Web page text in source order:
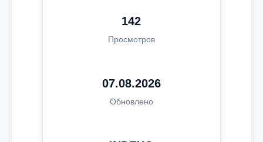
142
Просмотров
07.08.2026
Обновлено